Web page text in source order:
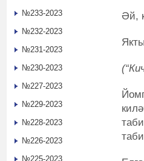
Әй,
№233-2023
№232-2023
№231-2023
№230-2023
№227-2023
№229-2023
№228-2023
№226-2023
№225-2023